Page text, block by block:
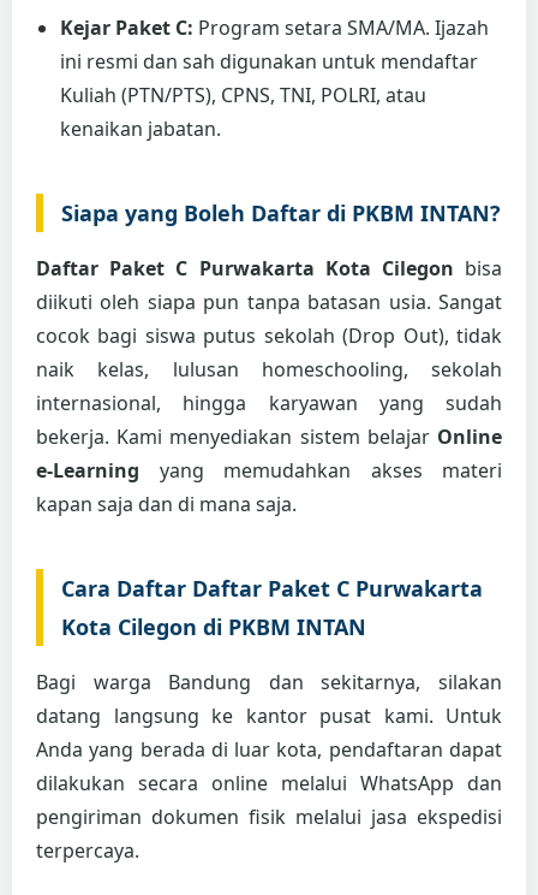
Kejar Paket C: Program setara SMA/MA. Ijazah
ini resmi dan sah digunakan untuk mendaftar
Kuliah (PTN/PTS), CPNS, TNI, POLRI, atau
kenaikan jabatan.
Siapa yang Boleh Daftar di PKBM INTAN?
Daftar Paket C Purwakarta Kota Cilegon bisa
diikuti oleh siapa pun tanpa batasan usia. Sangat
cocok bagi siswa putus sekolah (Drop Out), tidak
naik kelas, lulusan homeschooling, sekolah
internasional, hingga karyawan yang sudah
bekerja. Kami menyediakan sistem belajar Online
e-Learning yang memudahkan akses materi
kapan saja dan di mana saja.
Cara Daftar Daftar Paket C Purwakarta
Kota Cilegon di PKBM INTAN
Bagi warga Bandung dan sekitarnya, silakan
datang langsung ke kantor pusat kami. Untuk
Anda yang berada di luar kota, pendaftaran dapat
dilakukan secara online melalui WhatsApp dan
pengiriman dokumen fisik melalui jasa ekspedisi
terpercaya.